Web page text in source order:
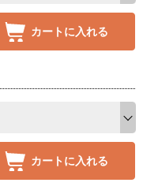
カートに入れる
カートに入れる